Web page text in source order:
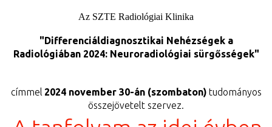
Az SZTE Radiológiai Klinika
"Differenciáldiagnosztikai Nehézségek a
Radiológiában 2024: Neuroradiológiai sürgősségek"
címmel 2024 november 30-án (szombaton) tudományos
összejövetelt szervez.